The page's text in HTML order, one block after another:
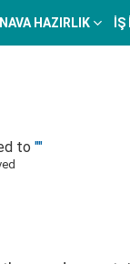
HAZIRLIK
to ""